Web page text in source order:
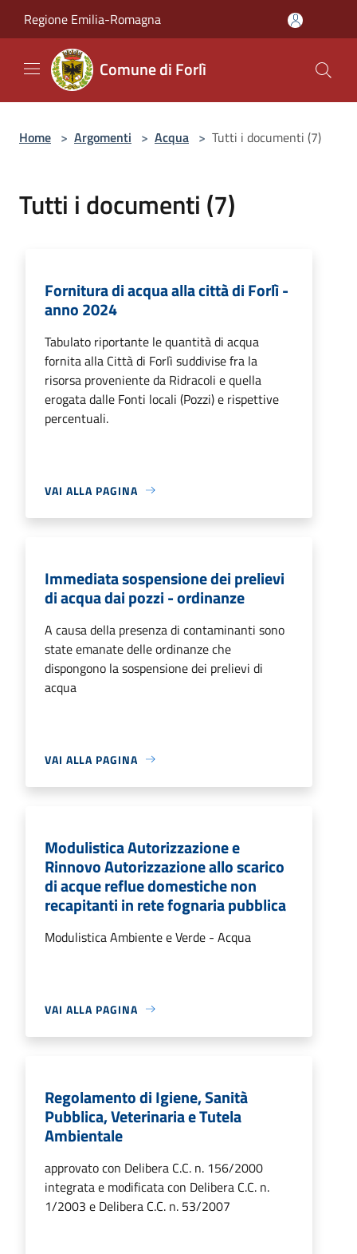
Regione Emilia-Romagna
Comune di Forlì
Home > Argomenti > Acqua > Tutti i documenti (7)
Tutti i documenti (7)
Fornitura di acqua alla città di Forlì -
anno 2024
Tabulato riportante le quantità di acqua
fornita alla Città di Forlì suddivise fra la
risorsa proveniente da Ridracoli e quella
erogata dalle Fonti locali (Pozzi) e rispettive
percentuali.
VAI ALLA PAGINA
Immediata sospensione dei prelievi
di acqua dai pozzi - ordinanze
A causa della presenza di contaminanti sono
state emanate delle ordinanze che
dispongono la sospensione dei prelievi di
acqua
VAI ALLA PAGINA
Modulistica Autorizzazione e
Rinnovo Autorizzazione allo scarico
di acque reflue domestiche non
recapitanti in rete fognaria pubblica
Modulistica Ambiente e Verde - Acqua
VAI ALLA PAGINA
Regolamento di Igiene, Sanità
Pubblica, Veterinaria e Tutela
Ambientale
approvato con Delibera C.C. n. 156/2000
integrata e modificata con Delibera C.C. n.
1/2003 e Delibera C.C. n. 53/2007